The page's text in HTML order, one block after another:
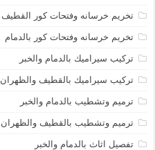
تخريم خرسانه وفتحات كور القطيف
تخريم خرسانه وفتحات كور بالدمام
تركيب سيراميك بالدمام والخبر
تركيب سيراميك بالقطيف والظهران
ترميم وتشطيب بالدمام والخبر
ترميم وتشطيب بالقطيف والظهران
تفصيل اثاث بالدمام والخبر